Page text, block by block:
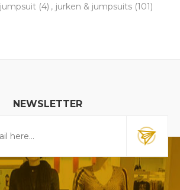
jumpsuit (4) , jurken & jumpsuits (101)
NEWSLETTER